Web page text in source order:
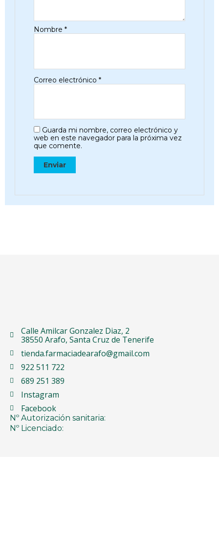
Nombre*
Correo electrónico*
Guarda mi nombre, correo electrónico y
web en este navegador para la próxima vez
que comente.
Calle Amilcar Gonzalez Diaz, 2
38550 Arafo, Santa Cruz de Tenerife
tienda.farmaciadearafo@gmail.com
922 511 722
689 251 389
Instagram
Facebook
Nº Autorización sanitaria:
Nº Licenciado: